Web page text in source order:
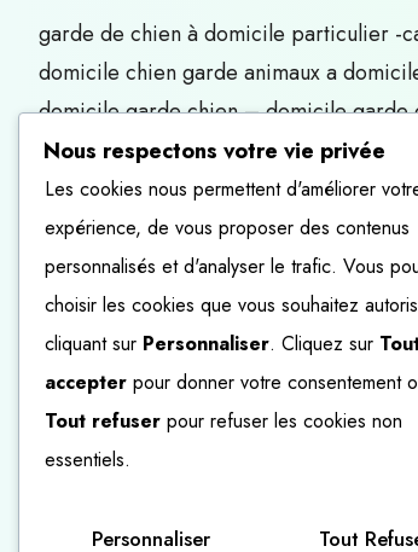
garde de chien à domicile particulier -
domicile chien garde animaux a
domicile garde chien – domicile
domicile garde de chien – domicile
– port brillet – mayenne – loiron –
animaux gardien d’animaux famille
mode de garde solution de garde –
Sitters Gardiennage Pour chien
Garder votre chien Pension canine
de chiens Comportementaliste Chien
vacances Garder mon chien Chienne
mon Services de garde Chenils Pour
Assurance responsabilité Croquettes
Solutions de garde Pour chats
Nous respectons votre vie privée
Les cookies nous permettent d'améliorer
expérience, de vous proposer des contenus
personnalisés et d'analyser le trafic. Vous
choisir les cookies que vous souhaitez
cliquant sur Personnaliser. Cliquez sur
accepter pour donner votre consentement
Tout refuser pour refuser les cookies non
essentiels.
Personnaliser Tout